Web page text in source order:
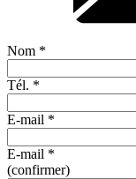
Nom *
Tél. *
E-mail *
E-mail *
(confirmer)